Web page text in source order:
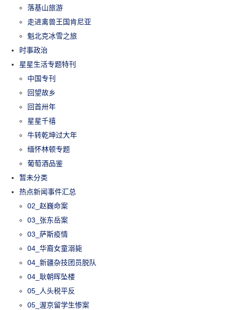
落基山旅游
走进禽兽王国肯尼亚
魁北克冰雪之旅
时事政治
星星生活专题特刊
中国专刊
回望故乡
回首卅年
星星千禧
牛转乾坤过大年
缅怀林顿专题
葡萄酒品鉴
暂未分类
热点新闻事件汇总
02_赵巍命案
03_张东岳案
03_萨斯疫情
04_华裔女童溺毙
04_新疆杂技团员脱队
04_耿朝晖坠楼
05_人头税平反
05_渥京留学生惨案